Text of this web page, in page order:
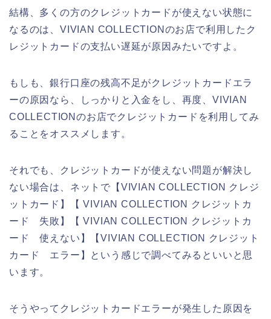
結構、多くの方のクレジットカードが使えない状態に
なるのは、VIVIAN COLLECTIONのお店で利用したク
レジットカードの支払い遅延が原因みたいですよ。
もしも、銀行口座の残高不足がクレジットカードエラ
ーの原因なら、しっかりと入金をし、再度、VIVIAN
COLLECTIONのお店でクレジットカードを利用してみ
ることをオススメします。
それでも、クレジットカードが使えない問題が解決し
ない場合は、ネットで【VIVIAN COLLECTION クレジ
ットカード】【 VIVIAN COLLECTION クレジットカ
ード 失敗】【 VIVIAN COLLECTION クレジットカ
ード 使えない】【VIVIAN COLLECTION クレジット
カード エラー】という感じで調べてみるといいと思
います。
そうやってクレジットカードエラーが発生した原因を